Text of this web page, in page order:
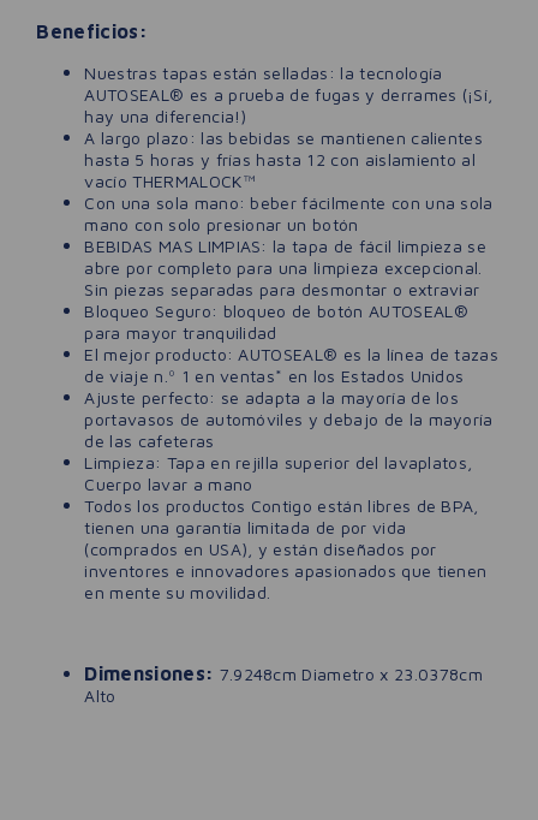
Beneficios:
Nuestras tapas están selladas: la tecnología
AUTOSEAL® es a prueba de fugas y derrames (¡Sí,
hay una diferencia!)
A largo plazo: las bebidas se mantienen calientes
hasta 5 horas y frías hasta 12 con aislamiento al
vacío THERMALOCK™
Con una sola mano: beber fácilmente con una sola
mano con solo presionar un botón
BEBIDAS MAS LIMPIAS: la tapa de fácil limpieza se
abre por completo para una limpieza excepcional.
Sin piezas separadas para desmontar o extraviar
Bloqueo Seguro: bloqueo de botón AUTOSEAL®
para mayor tranquilidad
El mejor producto: AUTOSEAL® es la línea de tazas
de viaje n.º 1 en ventas* en los Estados Unidos
Ajuste perfecto: se adapta a la mayoría de los
portavasos de automóviles y debajo de la mayoría
de las cafeteras
Limpieza: Tapa en rejilla superior del lavaplatos,
Cuerpo lavar a mano
Todos los productos Contigo están libres de BPA,
tienen una garantía limitada de por vida
(comprados en USA), y están diseñados por
inventores e innovadores apasionados que tienen
en mente su movilidad.
Dimensiones: 7.9248cm Diametro x 23.0378cm
Alto